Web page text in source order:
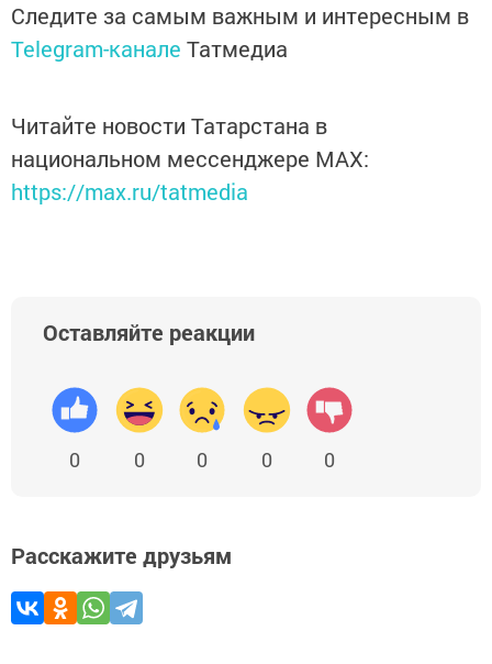
Следите за самым важным и интересным в
Telegram-канале Татмедиа
Читайте новости Татарстана в
национальном мессенджере MАХ:
https://max.ru/tatmedia
Оставляйте реакции
0 0 0 0 0
Расскажите друзьям